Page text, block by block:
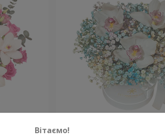
Квіти в коробці
Вітаємо!